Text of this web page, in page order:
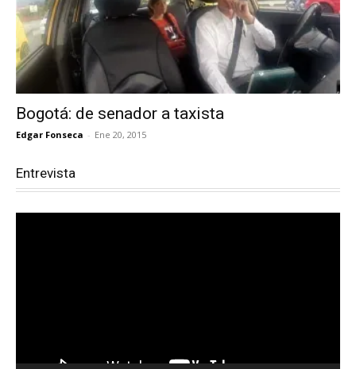
Bogotá: de senador a taxista
Edgar Fonseca - Ene 20, 2015
Entrevista